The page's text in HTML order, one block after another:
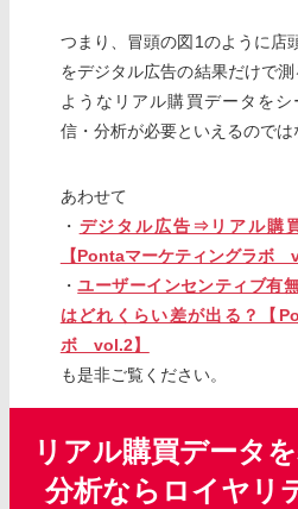
つまり、冒頭の図1のように店
をデジタル広告の結果だけで
ようなリアル購買データを
信・分析が必要といえるのでは
あわせて
・ デジタル広告⇒リアル購
【Pontaマーケティングラボ
・ユーザーインセンティブ有
はどれくらい差が出る？【
ボ vol.2】
も是非ご覧ください。
リアル購買データ
分析ならロイヤリ